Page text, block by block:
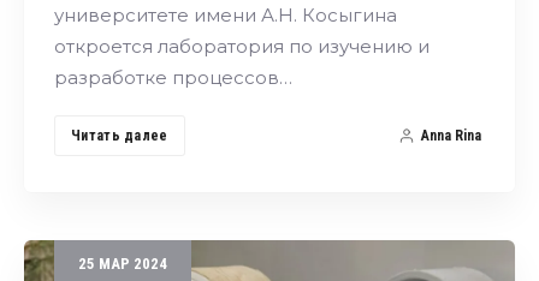
университете имени А.Н. Косыгина
откроется лаборатория по изучению и
разработке процессов…
Читать далее Anna Rina
25 МАР 2024